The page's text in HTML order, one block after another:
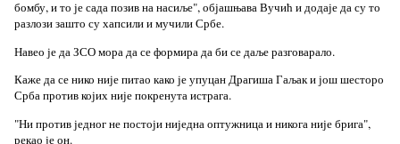
бомбу, и то је сада позив на насиље", објашњава Вучић и додаје да су то
разлози зашто су хапсили и мучили Србе.
Навео је да ЗСО мора да се формира да би се даље разговарало.
Каже да се нико није питао како је упуцан Драгиша Гаљак и још шесторо
Срба против којих није покренута истрага.
"Ни против једног не постоји ниједна оптужница и никога није брига",
рекао је он.